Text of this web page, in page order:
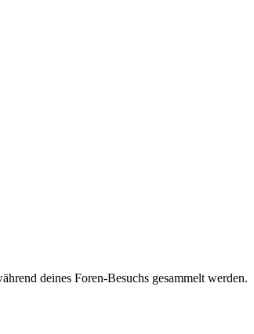
deines Foren-Besuchs gesammelt werden.